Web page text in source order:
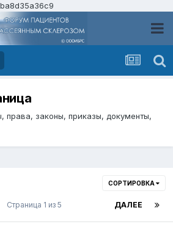
права, законы, приказы, документы,
СОРТИРОВКА
ДАЛЕЕ
Страница 1 из 5